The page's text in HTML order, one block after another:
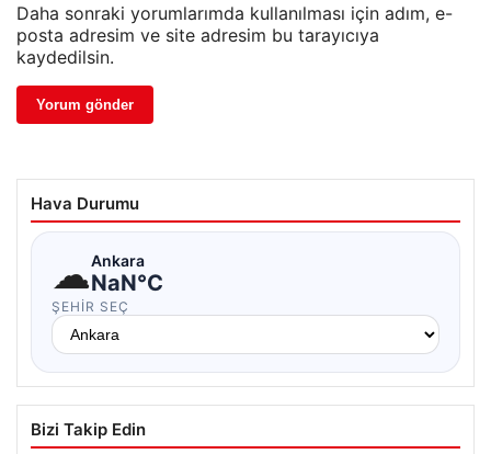
Daha sonraki yorumlarımda kullanılması için adım, e-
posta adresim ve site adresim bu tarayıcıya
kaydedilsin.
Hava Durumu
☁Ankara
NaN°C
ŞEHIR SEÇ
Bizi Takip Edin